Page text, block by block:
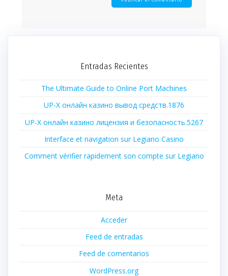
Entradas Recientes
The Ultimate Guide to Online Port Machines
UP-X онлайн казино вывод средств.1876
UP-X онлайн казино лицензия и безопасность.5267
Interface et navigation sur Legiano Casino
Comment vérifier rapidement son compte sur Legiano
Meta
Acceder
Feed de entradas
Feed de comentarios
WordPress.org